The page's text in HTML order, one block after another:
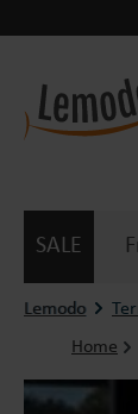
SALE
Lemodo
Home